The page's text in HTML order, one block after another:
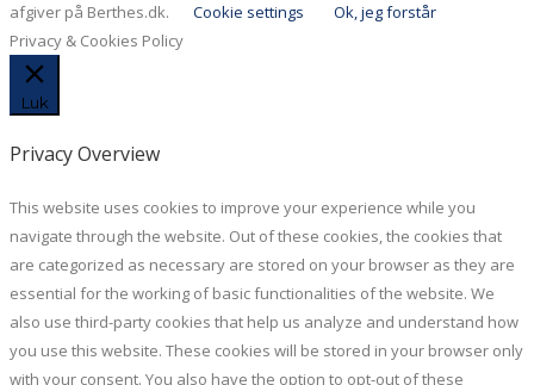
afgiver på Berthes.dk.
Cookie settings
Ok, jeg forstår
Privacy & Cookies Policy
Luk
Privacy Overview
This website uses cookies to improve your experience while you
navigate through the website. Out of these cookies, the cookies that
are categorized as necessary are stored on your browser as they are
essential for the working of basic functionalities of the website. We
also use third-party cookies that help us analyze and understand how
you use this website. These cookies will be stored in your browser only
with your consent. You also have the option to opt-out of these